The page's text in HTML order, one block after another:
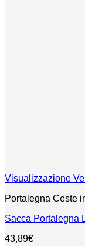
Visualizzazione
Portalegna Ceste
Sacca Portalegna
43,89€